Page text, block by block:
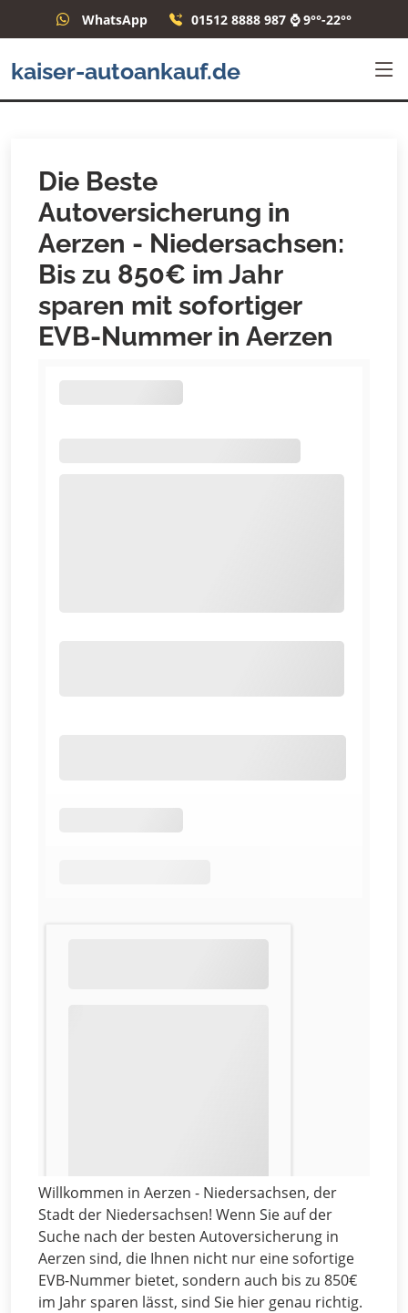
WhatsApp 01512 8888 987 ⌚ 9°°-22°°
kaiser-autoankauf.de
Die Beste
Autoversicherung in
Aerzen - Niedersachsen:
Bis zu 850€ im Jahr
sparen mit sofortiger
EVB-Nummer in Aerzen
Willkommen in Aerzen - Niedersachsen, der
Stadt der Niedersachsen! Wenn Sie auf der
Suche nach der besten Autoversicherung in
Aerzen sind, die Ihnen nicht nur eine sofortige
EVB-Nummer bietet, sondern auch bis zu 850€
im Jahr sparen lässt, sind Sie hier genau richtig.